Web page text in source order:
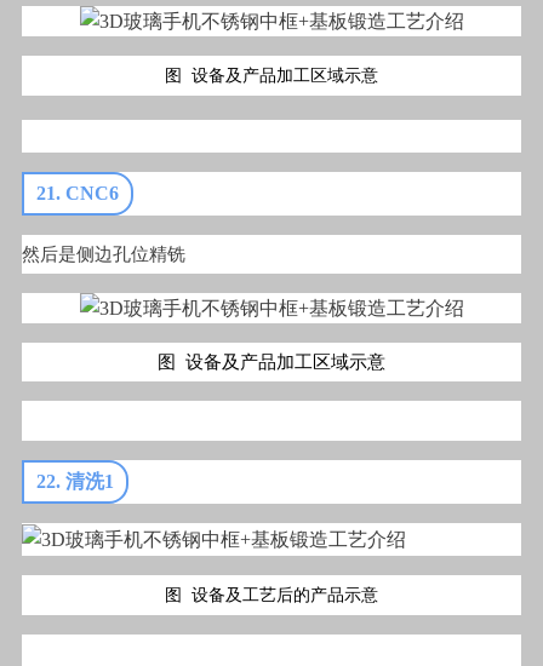
图 设备及产品加工区域示意
21. CNC6
然后是侧边孔位精铣
图 设备及产品加工区域示意
22. 清洗1
图 设备及工艺后的产品示意